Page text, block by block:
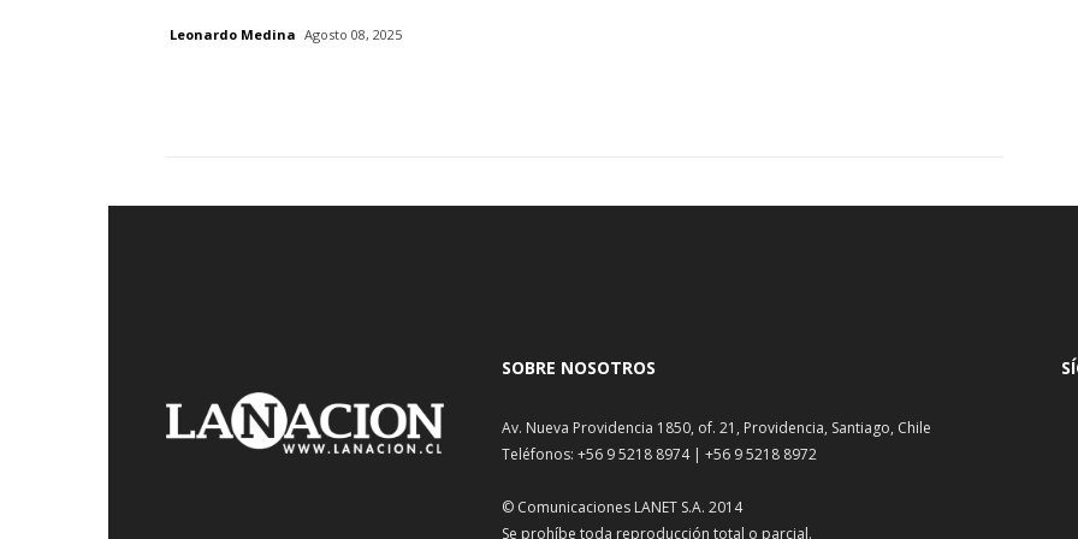
Leonardo Medina Agosto 08, 2025
SOBRE NOSOTROS
Av. Nueva Providencia 1850, of. 21, Providencia, Santiago, Chile
Teléfonos: +56 9 5218 8974 | +56 9 5218 8972
© Comunicaciones LANET S.A. 2014
Se prohíbe toda reproducción total o parcial.